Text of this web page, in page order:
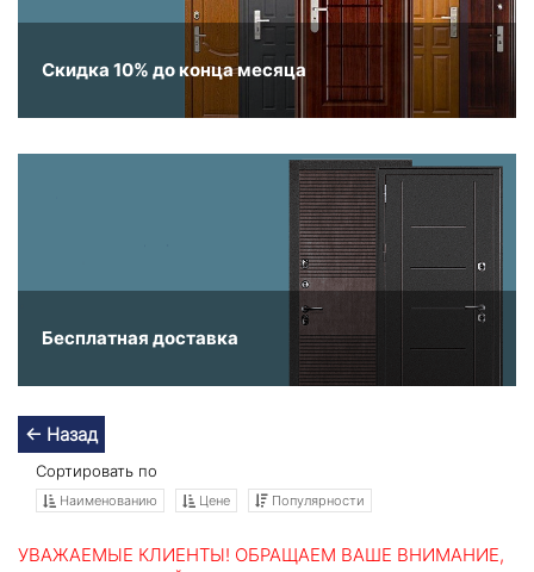
Скидка 10% до конца месяца
Бесплатная доставка
← Назад
Сортировать по
Наименованию Цене Популярности
УВАЖАЕМЫЕ КЛИЕНТЫ! ОБРАЩАЕМ ВАШЕ ВНИМАНИЕ,